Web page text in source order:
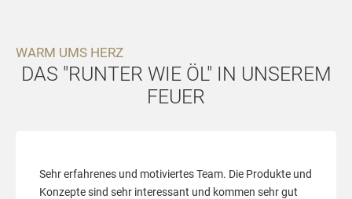
WARM UMS HERZ
DAS "RUNTER WIE ÖL" IN UNSEREM
FEUER
Sehr erfahrenes und motiviertes Team. Die Produkte und
Konzepte sind sehr interessant und kommen sehr gut